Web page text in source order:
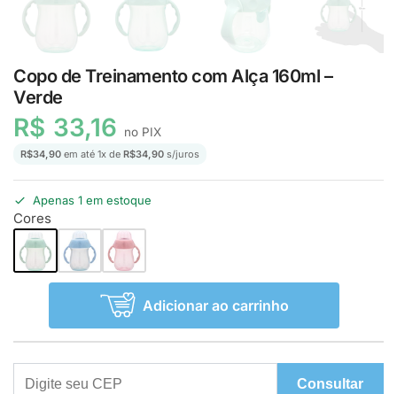
Copo de Treinamento com Alça 160ml –
Verde
R$ 33,16 no PIX
R$34,90 em até 1x de R$34,90 s/juros
Apenas 1 em estoque
Cores
Adicionar ao carrinho
Consultar